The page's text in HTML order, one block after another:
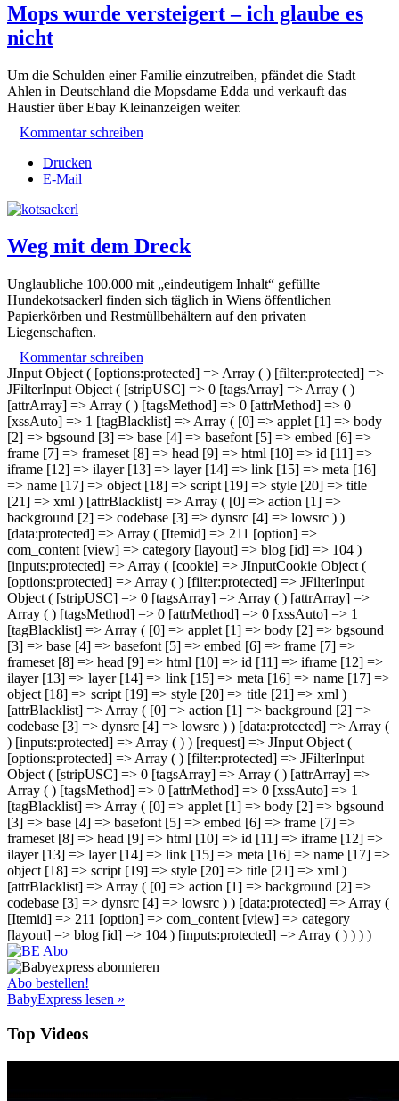
Mops wurde versteigert – ich glaube es
nicht
Um die Schulden einer Familie einzutreiben, pfändet die Stadt
Ahlen in Deutschland die Mopsdame Edda und verkauft das
Haustier über Ebay Kleinanzeigen weiter.
Kommentar schreiben
Drucken
E-Mail
Weg mit dem Dreck
Unglaubliche 100.000 mit „eindeutigem Inhalt“ gefüllte
Hundekotsackerl finden sich täglich in Wiens öffentlichen
Papierkörben und Restmüllbehältern auf den privaten
Liegenschaften.
Kommentar schreiben
JInput Object ( [options:protected] => Array ( ) [filter:protected] =>
JFilterInput Object ( [stripUSC] => 0 [tagsArray] => Array ( )
[attrArray] => Array ( ) [tagsMethod] => 0 [attrMethod] => 0
[xssAuto] => 1 [tagBlacklist] => Array ( [0] => applet [1] => body
[2] => bgsound [3] => base [4] => basefont [5] => embed [6] =>
frame [7] => frameset [8] => head [9] => html [10] => id [11] =>
iframe [12] => ilayer [13] => layer [14] => link [15] => meta [16]
=> name [17] => object [18] => script [19] => style [20] => title
[21] => xml ) [attrBlacklist] => Array ( [0] => action [1] =>
background [2] => codebase [3] => dynsrc [4] => lowsrc ) )
[data:protected] => Array ( [Itemid] => 211 [option] =>
com_content [view] => category [layout] => blog [id] => 104 )
[inputs:protected] => Array ( [cookie] => JInputCookie Object (
[options:protected] => Array ( ) [filter:protected] => JFilterInput
Object ( [stripUSC] => 0 [tagsArray] => Array ( ) [attrArray] =>
Array ( ) [tagsMethod] => 0 [attrMethod] => 0 [xssAuto] => 1
[tagBlacklist] => Array ( [0] => applet [1] => body [2] => bgsound
[3] => base [4] => basefont [5] => embed [6] => frame [7] =>
frameset [8] => head [9] => html [10] => id [11] => iframe [12] =>
ilayer [13] => layer [14] => link [15] => meta [16] => name [17] =>
object [18] => script [19] => style [20] => title [21] => xml )
[attrBlacklist] => Array ( [0] => action [1] => background [2] =>
codebase [3] => dynsrc [4] => lowsrc ) ) [data:protected] => Array (
) [inputs:protected] => Array ( ) ) [request] => JInput Object (
[options:protected] => Array ( ) [filter:protected] => JFilterInput
Object ( [stripUSC] => 0 [tagsArray] => Array ( ) [attrArray] =>
Array ( ) [tagsMethod] => 0 [attrMethod] => 0 [xssAuto] => 1
[tagBlacklist] => Array ( [0] => applet [1] => body [2] => bgsound
[3] => base [4] => basefont [5] => embed [6] => frame [7] =>
frameset [8] => head [9] => html [10] => id [11] => iframe [12] =>
ilayer [13] => layer [14] => link [15] => meta [16] => name [17] =>
object [18] => script [19] => style [20] => title [21] => xml )
[attrBlacklist] => Array ( [0] => action [1] => background [2] =>
codebase [3] => dynsrc [4] => lowsrc ) ) [data:protected] => Array (
[Itemid] => 211 [option] => com_content [view] => category
[layout] => blog [id] => 104 ) [inputs:protected] => Array ( ) ) ) )
Abo bestellen!
BabyExpress lesen »
Top Videos